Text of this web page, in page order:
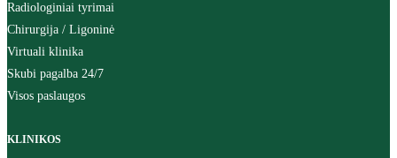
Radiologiniai tyrimai
Chirurgija / Ligoninė
Virtuali klinika
Skubi pagalba 24/7
Visos paslaugos
KLINIKOS